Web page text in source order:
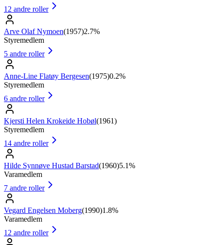
12 andre roller
Arve Olaf Nymoen(1957)2.7%
Styremedlem
5 andre roller
Anne-Line Flatøy Bergesen(1975)0.2%
Styremedlem
6 andre roller
Kjersti Helen Krokeide Hobøl(1961)
Styremedlem
14 andre roller
Hilde Synnøve Hustad Barstad(1960)5.1%
Varamedlem
7 andre roller
Vegard Engelsen Moberg(1990)1.8%
Varamedlem
12 andre roller